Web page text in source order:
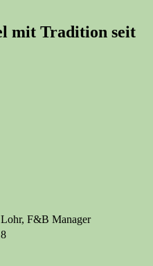
mit Tradition seit
F&B Manager